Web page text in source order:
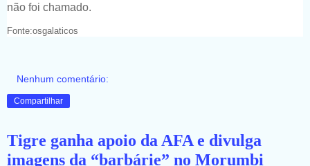
não foi chamado.
Fonte:osgalaticos
Nenhum comentário:
Compartilhar
Tigre ganha apoio da AFA e divulga
imagens da “barbárie” no Morumbi